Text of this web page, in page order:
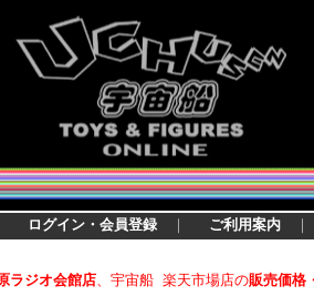
ログイン・会員登録 ｜ ご利用案内 ｜
ラジオ会館店、宇宙船 楽天市場店の販売価格